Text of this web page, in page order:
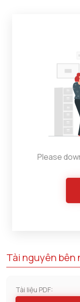
Please
Tài nguyên bên
Tài liệu PDF: